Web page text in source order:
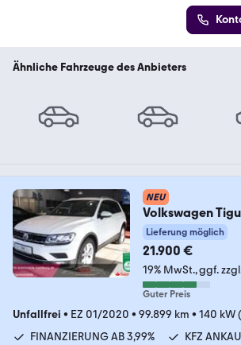
Ähnliche Fahrzeuge des Anbieters
NEU
Volkswagen
4Motion
Lieferung möglich
21.900 €
19% MwSt. ggf.
Guter Preis
Unfallfrei • EZ 01/2020 • 99.899 km • 140 kW
FINANZIERUNG AB 3,99%
KFZ